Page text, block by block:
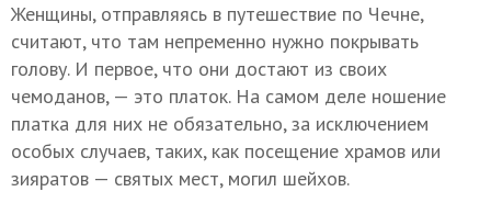
Женщины, отправляясь в путешествие по Чечне,
считают, что там непременно нужно покрывать
голову. И первое, что они достают из своих
чемоданов, — это платок. На самом деле ношение
платка для них не обязательно, за исключением
особых случаев, таких, как посещение храмов или
зияратов — святых мест, могил шейхов.